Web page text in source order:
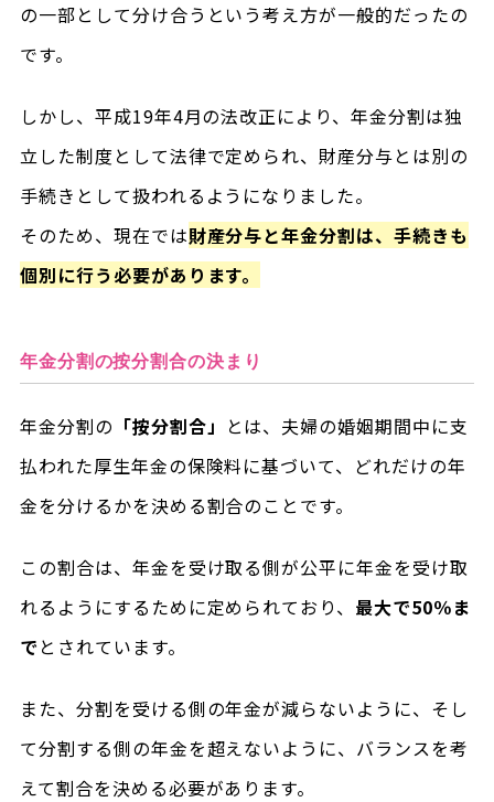
の一部として分け合うという考え方が一般的だったの
です。
しかし、平成19年4月の法改正により、年金分割は独
立した制度として法律で定められ、財産分与とは別の
手続きとして扱われるようになりました。
そのため、現在では財産分与と年金分割は、手続きも
個別に行う必要があります。
年金分割の按分割合の決まり
年金分割の 「按分割合」 とは、夫婦の婚姻期間中に支
払われた厚生年金の保険料に基づいて、どれだけの年
金を分けるかを決める割合のことです。
この割合は、年金を受け取る側が公平に年金を受け取
れるようにするために定められており、 最大で50％ま
で とされています。
また、分割を受ける側の年金が減らないように、そし
て分割する側の年金を超えないように、バランスを考
えて割合を決める必要があります。